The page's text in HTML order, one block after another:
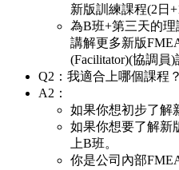
新版訓練課程(2日
為B班+第三天的理
講解更多新版
(Facilitator)(協調員)
Q2：我適合上哪個課程？
A2：
如果你想初步了解
如果你想要了解新
上B班。
你是公司內部